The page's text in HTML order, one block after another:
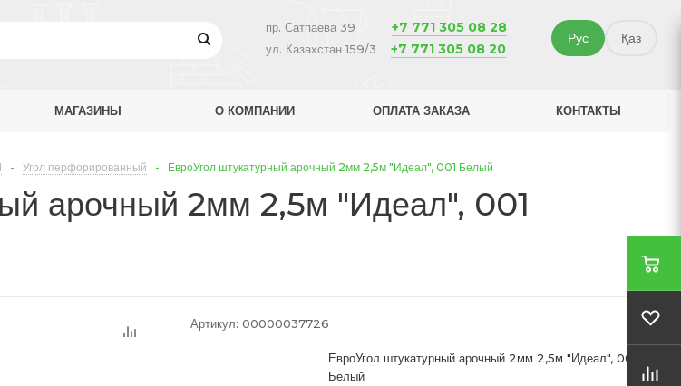
пр. Сатпаева 39 +7 771 305 08 28
ул. Казахстан 159/3 +7 771 305 08 20
Рус Қаз
МАГАЗИНЫ О КОМПАНИИ ОПЛАТА ЗАКАЗА КОНТАКТЫ
- Угол перфорированный - ЕвроУгол штукатурный арочный 2мм 2,5м "Идеал", 001 Белый
арочный 2мм 2,5м "Идеал", 001
Артикул: 00000037726
ЕвроУгол штукатурный арочный 2мм 2,5м "Идеал", 001
Белый